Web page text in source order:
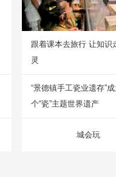
跟着课本去旅行 让知识
灵
“景德镇手工瓷业遗存”
个“瓷”主题世界遗产
城会玩